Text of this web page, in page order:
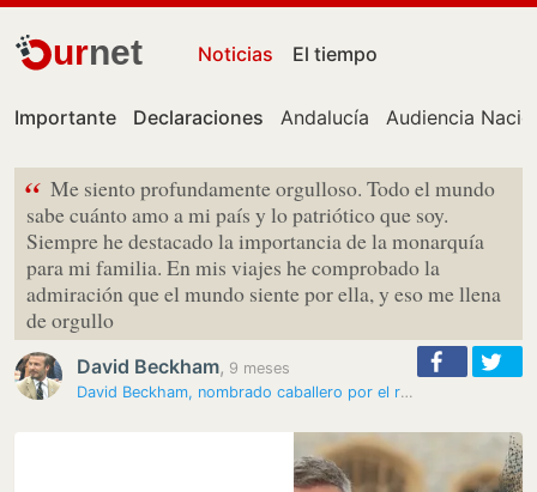
urnet Noticias El tiempo
Importante Declaraciones Andalucía Audiencia
“ Me siento profundamente orgulloso. Todo el mundo
sabe cuánto amo a mi país y lo patriótico que soy.
Siempre he destacado la importancia de la monarquía
para mi familia. En mis viajes he comprobado la
admiración que el mundo siente por ella, y eso me llena
de orgullo
David Beckham, 9 meses
David Beckham, nombrado caballero por el rey Carlos III